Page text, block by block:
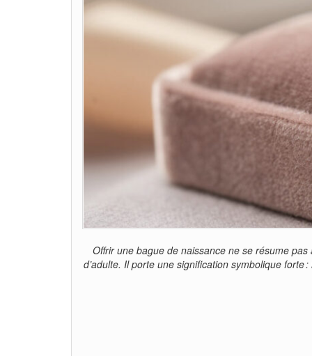
Offrir une bague de naissance ne se résume
d’adulte. Il porte une signification symbolique